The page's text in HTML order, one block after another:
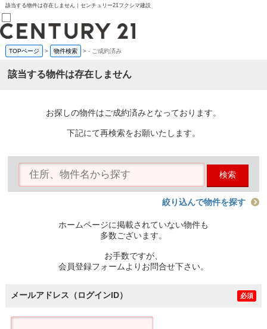
該当する物件は存在しません｜センチュリー21フクシマ建設
売買部
0120-800-844
賃貸部
会員メニュー
物件を探す
購入TOP
条件から探す
住宅ローン控除シミュレータ
TOPページ > 物件検索 >- ご成約済み
該当する物件は存在しません
お探しの物件はご成約済みとなっております。
下記にて再検索をお願いたします。
検索
絞り込んで物件を探す
ホームページに掲載されていない物件も
多数ございます。
お手数ですが、
会員登録フォームよりお問合せ下さい。
メールアドレス（ログインID） 必須